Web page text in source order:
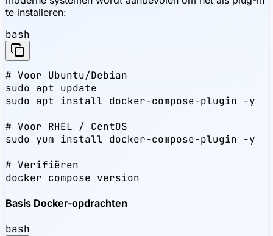
te installeren:
bash
# Voor Ubuntu/Debian
sudo apt update
sudo apt install docker-compose-plugin -y
# Voor RHEL / CentOS
sudo yum install docker-compose-plugin -y
# Verifiëren
docker compose version
Basis Docker-opdrachten
bash